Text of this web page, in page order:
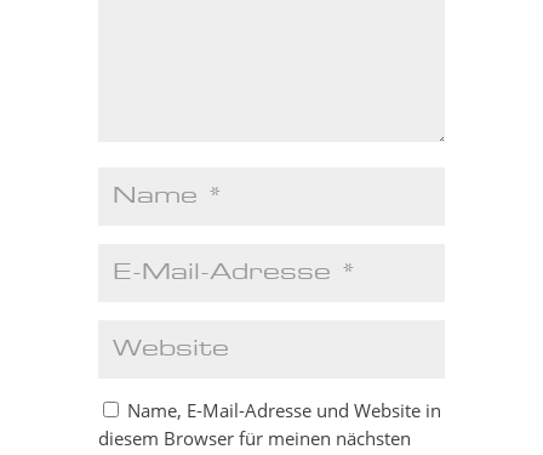
Name, E-Mail-Adresse und Website in
diesem Browser für meinen nächsten